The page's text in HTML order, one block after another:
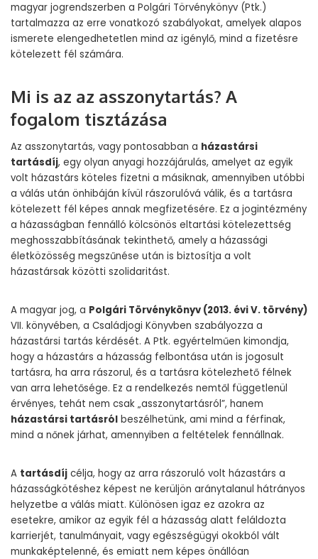
magyar jogrendszerben a Polgári Törvénykönyv (Ptk.)
tartalmazza az erre vonatkozó szabályokat, amelyek alapos
ismerete elengedhetetlen mind az igénylő, mind a fizetésre
kötelezett fél számára.
Mi is az az asszonytartás? A
fogalom tisztázása
Az asszonytartás, vagy pontosabban a házastársi
tartásdíj, egy olyan anyagi hozzájárulás, amelyet az egyik
volt házastárs köteles fizetni a másiknak, amennyiben utóbbi
a válás után önhibáján kívül rászorulóvá válik, és a tartásra
kötelezett fél képes annak megfizetésére. Ez a jogintézmény
a házasságban fennálló kölcsönös eltartási kötelezettség
meghosszabbításának tekinthető, amely a házassági
életközösség megszűnése után is biztosítja a volt
házastársak közötti szolidaritást.
A magyar jog, a Polgári Törvénykönyv (2013. évi V. törvény)
VII. könyvében, a Családjogi Könyvben szabályozza a
házastársi tartás kérdését. A Ptk. egyértelműen kimondja,
hogy a házastárs a házasság felbontása után is jogosult
tartásra, ha arra rászorul, és a tartásra kötelezhető félnek
van arra lehetősége. Ez a rendelkezés nemtől függetlenül
érvényes, tehát nem csak „asszonytartásról”, hanem
házastársi tartásról beszélhetünk, ami mind a férfinak,
mind a nőnek járhat, amennyiben a feltételek fennállnak.
A tartásdíj célja, hogy az arra rászoruló volt házastárs a
házasságkötéshez képest ne kerüljön aránytalanul hátrányos
helyzetbe a válás miatt. Különösen igaz ez azokra az
esetekre, amikor az egyik fél a házasság alatt feláldozta
karrierjét, tanulmányait, vagy egészségügyi okokból vált
munkaképtelenné, és emiatt nem képes önállóan